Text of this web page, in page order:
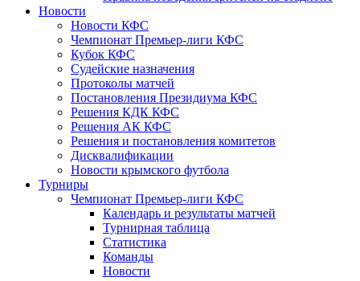
Новости
Новости КФС
Чемпионат Премьер-лиги КФС
Кубок КФС
Судейские назначения
Протоколы матчей
Постановления Президиума КФС
Решения КДК КФС
Решения АК КФС
Решения и постановления комитетов
Дисквалификации
Новости крымского футбола
Турниры
Чемпионат Премьер-лиги КФС
Календарь и результаты матчей
Турнирная таблица
Статистика
Команды
Новости